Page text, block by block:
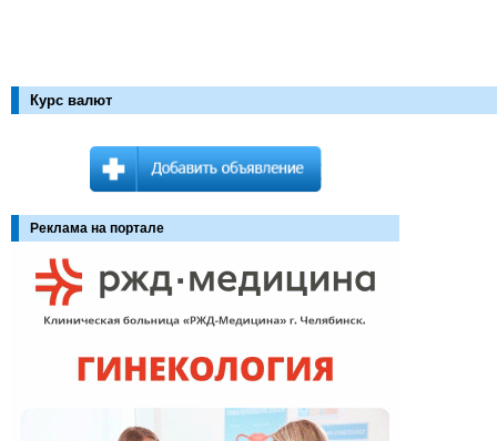
Курс валют
Реклама на портале